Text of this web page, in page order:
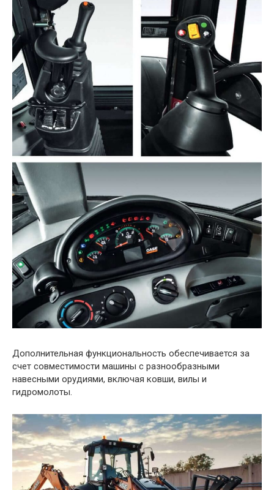
Дополнительная функциональность обеспечивается за
счет совместимости машины с разнообразными
навесными орудиями, включая ковши, вилы и
гидромолоты.